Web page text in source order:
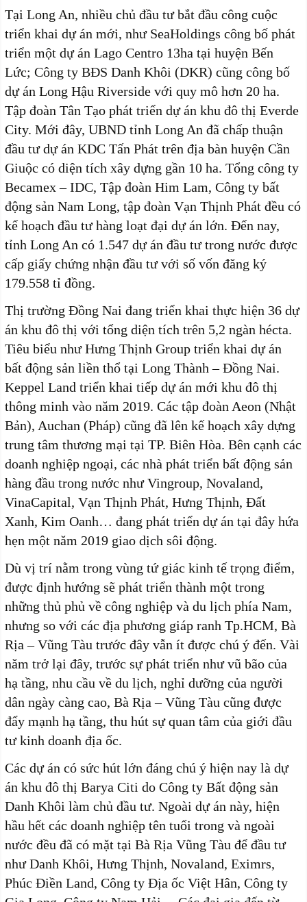
Tại Long An, nhiều chủ đầu tư bắt đầu công cuộc
triển khai dự án mới, như SeaHoldings công bố phát
triển một dự án Lago Centro 13ha tại huyện Bến
Lức; Công ty BĐS Danh Khôi (DKR) cũng công bố
dự án Long Hậu Riverside với quy mô hơn 20 ha.
Tập đoàn Tân Tạo phát triển dự án khu đô thị Everde
City. Mới đây, UBND tỉnh Long An đã chấp thuận
đầu tư dự án KDC Tấn Phát trên địa bàn huyện Cần
Giuộc có diện tích xây dựng gần 10 ha. Tổng công ty
Becamex – IDC, Tập đoàn Him Lam, Công ty bất
động sản Nam Long, tập đoàn Vạn Thịnh Phát đều có
kế hoạch đầu tư hàng loạt đại dự án lớn. Đến nay,
tỉnh Long An có 1.547 dự án đầu tư trong nước được
cấp giấy chứng nhận đầu tư với số vốn đăng ký
179.558 tỉ đồng.
Thị trường Đồng Nai đang triển khai thực hiện 36 dự
án khu đô thị với tổng diện tích trên 5,2 ngàn hécta.
Tiêu biểu như Hưng Thịnh Group triển khai dự án
bất động sản liền thổ tại Long Thành – Đồng Nai.
Keppel Land triển khai tiếp dự án mới khu đô thị
thông minh vào năm 2019. Các tập đoàn Aeon (Nhật
Bản), Auchan (Pháp) cũng đã lên kế hoạch xây dựng
trung tâm thương mại tại TP. Biên Hòa. Bên cạnh các
doanh nghiệp ngoại, các nhà phát triển bất động sản
hàng đầu trong nước như Vingroup, Novaland,
VinaCapital, Vạn Thịnh Phát, Hưng Thịnh, Đất
Xanh, Kim Oanh… đang phát triển dự án tại đây hứa
hẹn một năm 2019 giao dịch sôi động.
Dù vị trí nằm trong vùng tứ giác kinh tế trọng điểm,
được định hướng sẽ phát triển thành một trong
những thủ phủ về công nghiệp và du lịch phía Nam,
nhưng so với các địa phương giáp ranh Tp.HCM, Bà
Rịa – Vũng Tàu trước đây vẫn ít được chú ý đến. Vài
năm trở lại đây, trước sự phát triển như vũ bão của
hạ tầng, nhu cầu về du lịch, nghỉ dưỡng của người
dân ngày càng cao, Bà Rịa – Vũng Tàu cũng được
đẩy mạnh hạ tầng, thu hút sự quan tâm của giới đầu
tư kinh doanh địa ốc.
Các dự án có sức hút lớn đáng chú ý hiện nay là dự
án khu đô thị Barya Citi do Công ty Bất động sản
Danh Khôi làm chủ đầu tư. Ngoài dự án này, hiện
hầu hết các doanh nghiệp tên tuổi trong và ngoài
nước đều đã có mặt tại Bà Rịa Vũng Tàu để đầu tư
như Danh Khôi, Hưng Thịnh, Novaland, Eximrs,
Phúc Điền Land, Công ty Địa ốc Việt Hân, Công ty